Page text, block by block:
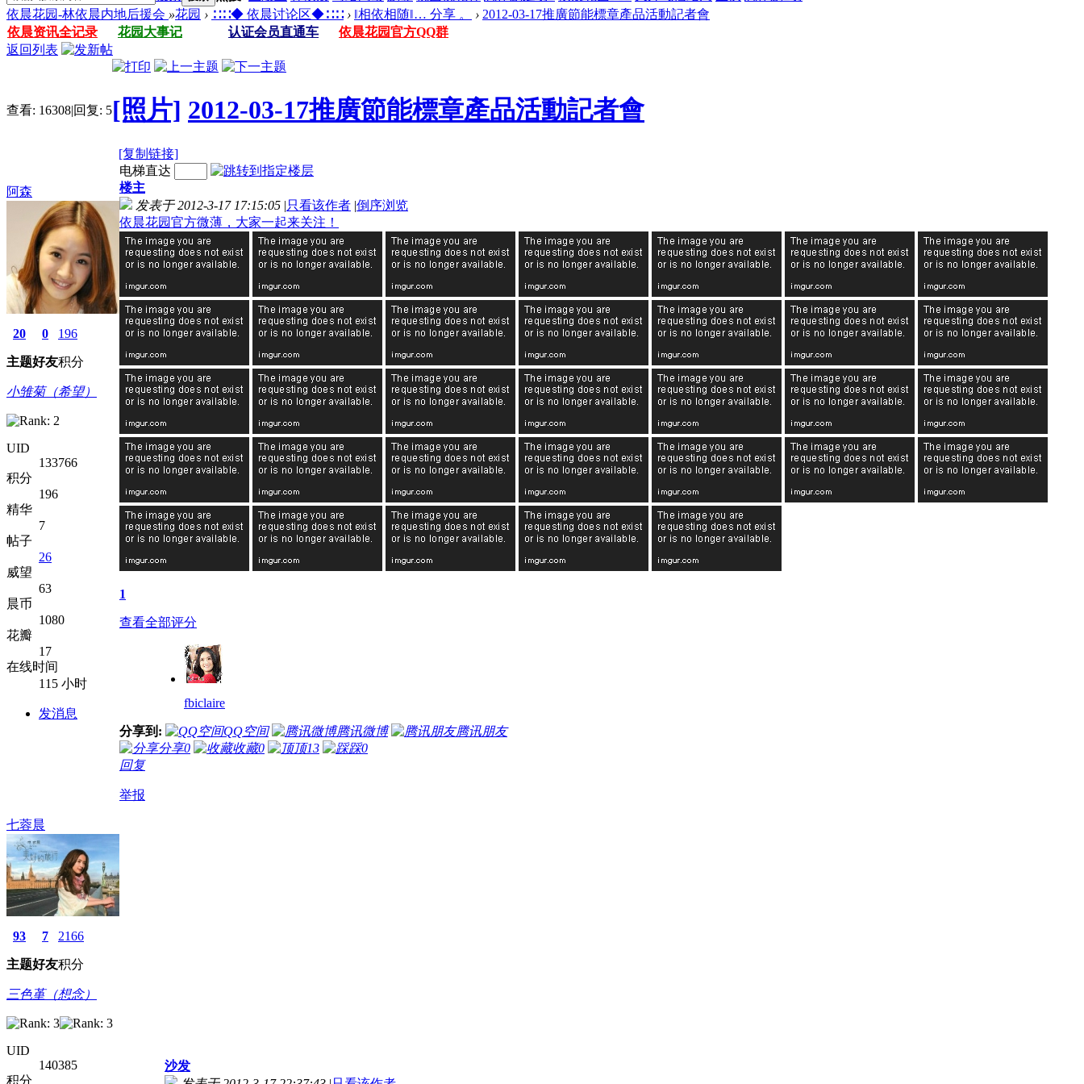
依晨花园-林依晨内地后援会 »花园 › ∷∷◆ 依晨讨论区◆∷∷ › ‖相依相随‖… 分享 。 › 2012-03-17推廣節能標章產品活動記者會
依晨资讯全记录
花园大事记 认证会员直通车
依晨花园官方QQ群
返回列表
查看: 16308|回复: 5[照片] 2012-03-17推廣節能標章產品活動記者會
[复制链接]
阿森
20
主题
0
好友
196
积分
小雏菊（希望）
UID
133766
积分
196
精华
7
帖子
26
威望
63
晨币
1080
花瓣
17
在线时间
115 小时
发消息
电梯直达
楼主
发表于 2012-3-17 17:15:05 |只看该作者 |倒序浏览
依晨花园官方微薄，大家一起来关注！
1
查看全部评分
fbiclaire
分享到: QQ空间 腾讯微博
腾讯朋友
分享0 收藏0 顶13 踩0
回复
举报
七蓉晨
93
主题
7
好友
2166
积分
三色堇（想念）
UID
140385
积分
沙发